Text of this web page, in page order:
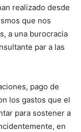
realizado desde
que nos
a una burocracia
par a las
pago de
los gastos que el
para sostener a
en